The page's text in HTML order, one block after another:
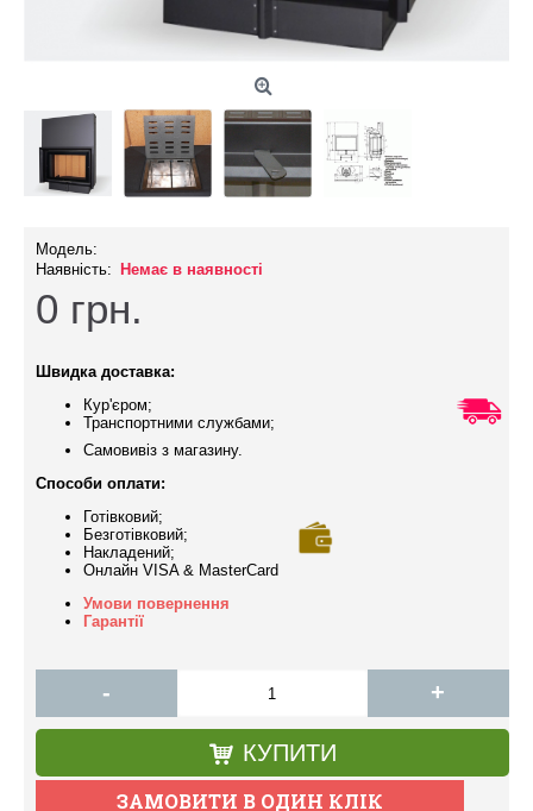
Модель:
Наявність:
Немає в наявності
0 грн.
Швидка доставка:
Кур'єром;
Транспортними службами;
Самовивіз з магазину.
Способи оплати:
Готівковий;
Безготівковий;
Накладений;
Онлайн VISA & MasterCard
Умови повернення
Гарантії
- +
КУПИТИ